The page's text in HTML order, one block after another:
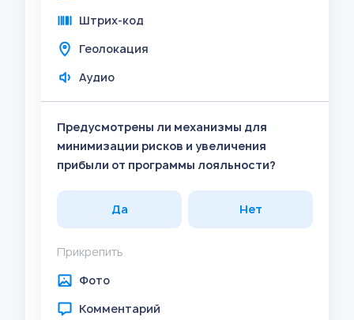
Штрих-код
Геолокация
Аудио
Предусмотрены ли механизмы для
минимизации рисков и увеличения
прибыли от программы лояльности?
Да Нет
Прикрепить
Фото
Комментарий